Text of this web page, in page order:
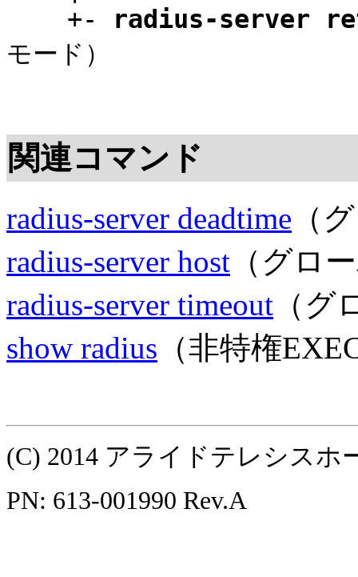
+-
radius-server
モード）
関連コマンド
radius-server deadtime （
radius-server host （グロ
radius-server timeout （
show radius （非特権
(C) 2014 アライドテレシスホ
PN: 613-001990 Rev.A